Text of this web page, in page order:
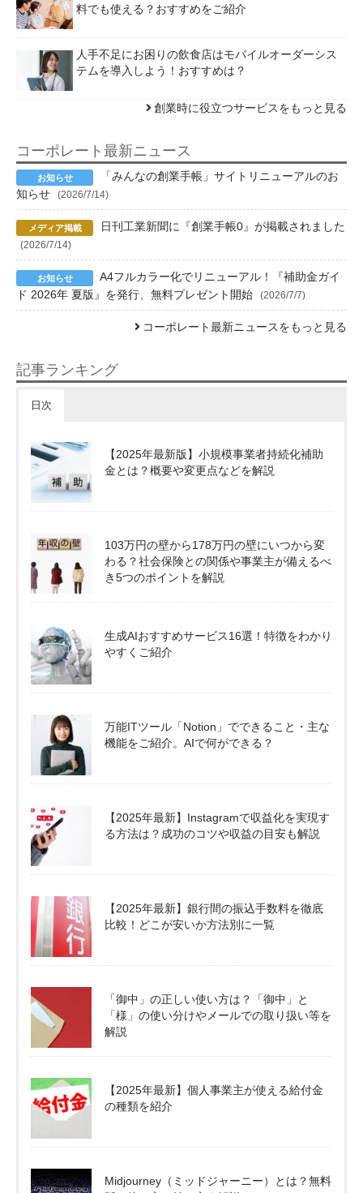
料でも使える？おすすめをご紹介
人手不足にお困りの飲食店はモバイルオーダーシス
テムを導入しよう！おすすめは？
創業時に役立つサービスをもっと見る
コーポレート最新ニュース
「みんなの創業手帳」サイトリニューアルのお
知らせ
(2026/7/14)
日刊工業新聞に『創業手帳0』が掲載されました
(2026/7/14)
A4フルカラー化でリニューアル！『補助金ガイ
ド 2026年 夏版』を発行、無料プレゼント開始
(2026/7/7)
コーポレート最新ニュースをもっと見る
記事ランキング
日次
【2025年最新版】小規模事業者持続化補助
金とは？概要や変更点などを解説
103万円の壁から178万円の壁にいつから変
わる？社会保険との関係や事業主が備えるべ
き5つのポイントを解説
生成AIおすすめサービス16選！特徴をわかり
やすくご紹介
万能ITツール「Notion」でできること・主な
機能をご紹介。AIで何ができる？
【2025年最新】Instagramで収益化を実現す
る方法は？成功のコツや収益の目安も解説
【2025年最新】銀行間の振込手数料を徹底
比較！どこが安いか方法別に一覧
「御中」の正しい使い方は？「御中」と
「様」の使い分けやメールでの取り扱い等を
解説
【2025年最新】個人事業主が使える給付金
の種類を紹介
Midjourney（ミッドジャーニー）とは？無料